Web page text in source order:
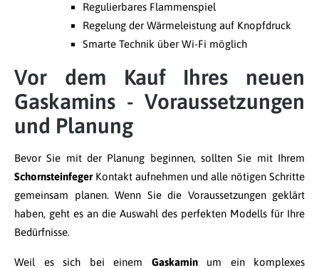
Regulierbares Flammenspiel
Regelung der Wärmeleistung auf Knopfdruck
Smarte Technik über Wi-Fi möglich
Vor dem Kauf Ihres neuen
Gaskamins - Voraussetzungen
und Planung
Bevor Sie mit der Planung beginnen, sollten Sie mit Ihrem
SchornsteinfegerKontakt aufnehmen und alle nötigen Schritte
gemeinsam planen. Wenn Sie die Voraussetzungen geklärt
haben, geht es an die Auswahl des perfekten Modells für Ihre
Bedürfnisse.
Weil es sich bei einem Gaskaminum ein komplexes